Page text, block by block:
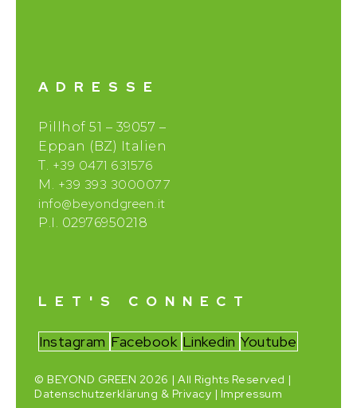
ADRESSE
Pillhof 51 – 39057 –
Eppan (BZ) Italien
T. +39 0471 631576
M. +39 393 3000077
info@beyondgreen.it
P.I. 02976950218
LET'S CONNECT
Instagram Facebook Linkedin Youtube
© BEYOND GREEN 2026 | All Rights Reserved |
Datenschutzerklärung & Privacy | Impressum